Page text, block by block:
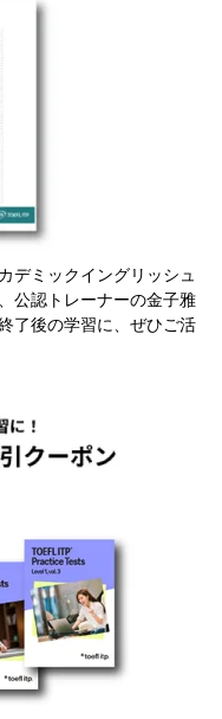
デミックイングリッシュ
公認トレーナーの金子雅
了後の学習に、ぜひご活